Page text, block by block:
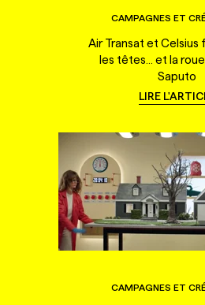
CAMPAGNES ET
Air Transat et Celsius
les têtes... et la
Saputo
LIRE
CAMPAGNES ET